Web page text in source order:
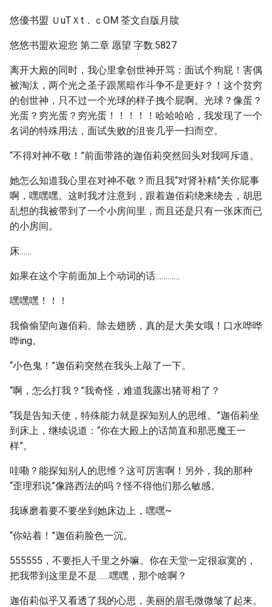
悠優书盟 ＵuTＸt．ｃOM 荃文自版月牍
悠悠书盟欢迎您 第二章 愿望 字数:5827
离开大殿的同时，我心里拿创世神开骂：面试个狗屁！害偶
被淘汰，两个光之圣子跟黑暗作斗争不是更好？！这个贫穷
的创世神，只不过一个光球的样子拽个屁啊。光球？像蛋？
光蛋？穷光蛋？穷光蛋！！！！！哈哈哈哈，我发现了一个
名词的特殊用法，面试失败的沮丧几乎一扫而空。
“不得对神不敬！”前面带路的迦佰莉突然回头对我呵斥道。
她怎么知道我心里在对神不敬？而且我“对肾补精”关你屁事
啊，嘿嘿嘿。这时我才注意到，跟着迦佰莉绕来绕去，胡思
乱想的我被带到了一个小房间里，而且还是只有一张床而已
的小房间。
床……
如果在这个字前面加上个动词的话…………
嘿嘿嘿！！！
我偷偷望向迦佰莉。除去翅膀，真的是大美女哦！口水哗哗
哗ing。
“小色鬼！”迦佰莉突然在我头上敲了一下。
“啊，怎么打我？”我奇怪，难道我露出猪哥相了？
“我是告知天使，特殊能力就是探知别人的思维。”迦佰莉坐
到床上，继续说道：“你在大殿上的话简直和那恶魔王一
样”。
哇嘞？能探知别人的思维？这可厉害啊！另外，我的那种
“歪理邪说”像路西法的吗？怪不得他们那么敏感。
我琢磨着要不要坐到她床边上，嘿嘿~
“你站着！”迦佰莉脸色一沉。
555555，不要拒人千里之外嘛。你在天堂一定很寂寞的，
把我带到这里是不是……嘿嘿，那个啥啊？
迦佰莉似乎又看透了我的心思，美丽的眉毛微微皱了起来。